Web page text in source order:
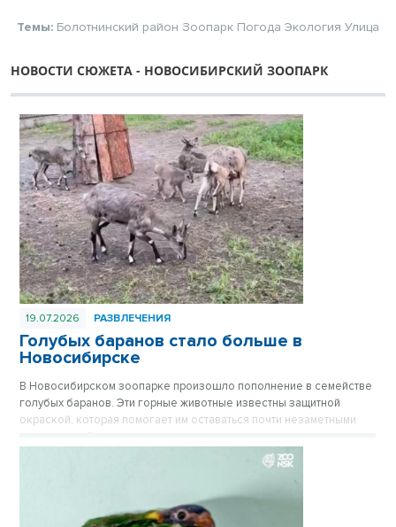
Темы: Болотнинский район Зоопарк Погода Экология Улица
НОВОСТИ СЮЖЕТА - НОВОСИБИРСКИЙ ЗООПАРК
19.07.2026 РАЗВЛЕЧЕНИЯ
Голубых баранов стало больше в
Новосибирске
В Новосибирском зоопарке произошло пополнение в семействе
голубых баранов. Эти горные животные известны защитной
окраской, которая помогает им оставаться почти незаметными